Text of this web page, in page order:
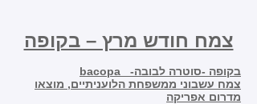
צמח חודש מרץ – בקופה
bacopa -בקופה -סוטרה לבובה
צמח עשבוני ממשפחת הלועניתיים, מוצאו
מדרום אפריקה